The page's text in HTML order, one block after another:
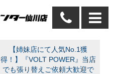
【姉妹店にて人気No.1獲
得！】『VOLT POWER』当店
でも張り替えご依頼大歓迎で